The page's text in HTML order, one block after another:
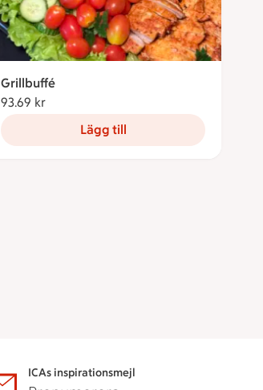
Grillbuffé
93.69 kr
Lägg till
ICAs inspirationsmejl